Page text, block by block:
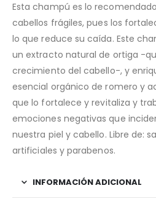
Esta champú es lo
cabellos frágiles, pues los
lo que reduce su caída. Este
un extracto natural de ortiga -
crecimiento del cabello-, y
esencial orgánico de romero y
que lo fortalece y revitaliza y
emociones negativas que
nuestra piel y cabello. Libre de:
artificiales y parabenos.
INFORMACIÓN ADICIONAL